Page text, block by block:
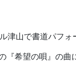
津山で書道パフォ
『希望の唄』の曲